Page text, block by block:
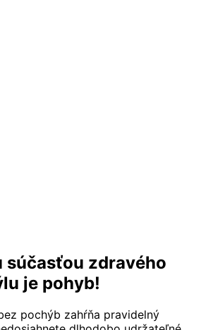
súčasťou zdravého
je pohyb!
pochýb zahŕňa pravidelný